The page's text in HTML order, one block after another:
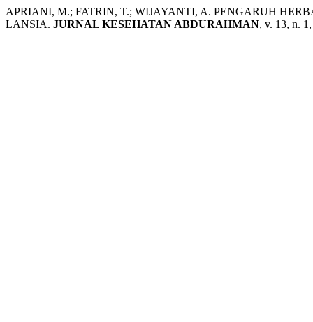
APRIANI, M.; FATRIN, T.; WIJAYANTI, A. PENGARUH
LANSIA. JURNAL KESEHATAN ABDURAHMAN, v. 13, n.